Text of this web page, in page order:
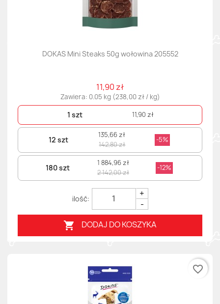
DOKAS Mini Steaks 50g wołowina 205552
11,90 zł
Zawiera: 0.05 kg (238,00 zł / kg)
1 szt 11,90 zł
12 szt
135,66 zł
142,80 zł
-5%
180 szt
1 884,96 zł
2 142,00 zł
-12%
+
-
 DODAJ DO KOSZYKA
favorite_border